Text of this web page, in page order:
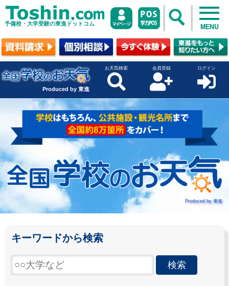
予備校・大学受験の東進ドットコム MENU
Produced by 東進
お天気検索 会員登録 ログイン
Produced by 東進
キーワードから検索